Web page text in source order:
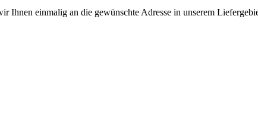
Ihnen einmalig an die gewünschte Adresse in unserem